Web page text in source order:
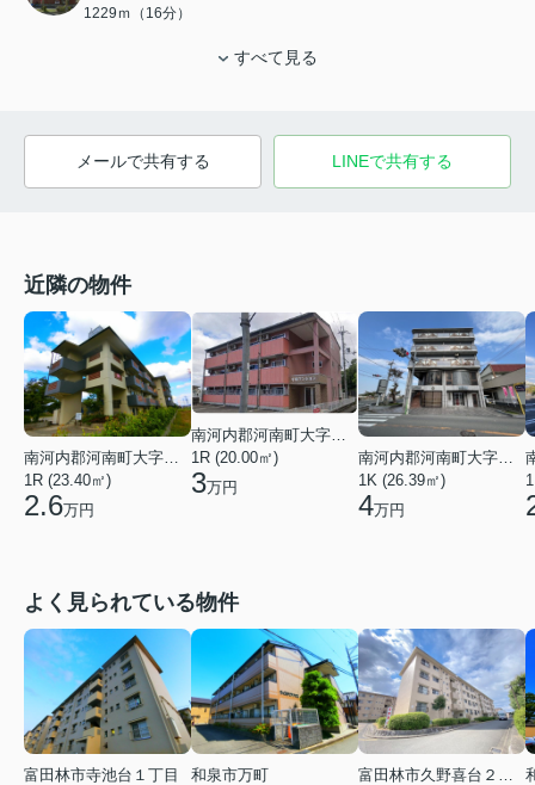
1229ｍ（16分）
すべて見る
メールで共有する LINEで共有する
近隣の物件
1R (23.40㎡)
2.6万円
南河内郡河南町大字東山
1R (20.00㎡)
3万円
1K (26.39㎡)
4万円
よく見られている物件
富田林市寺池台１丁目
和泉市万町